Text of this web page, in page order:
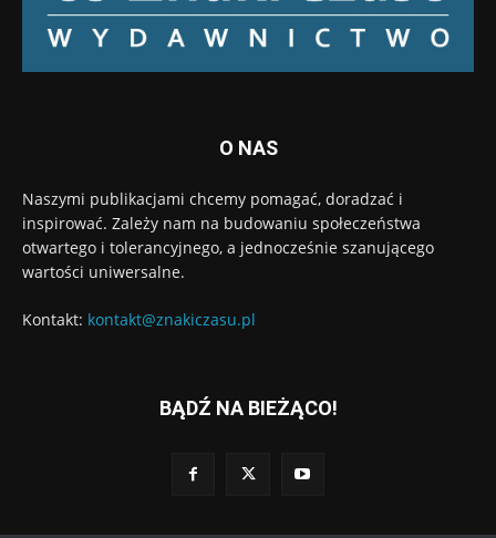
O NAS
Naszymi publikacjami chcemy pomagać, doradzać i
inspirować. Zależy nam na budowaniu społeczeństwa
otwartego i tolerancyjnego, a jednocześnie szanującego
wartości uniwersalne.
Kontakt: kontakt@znakiczasu.pl
BĄDŹ NA BIEŻĄCO!